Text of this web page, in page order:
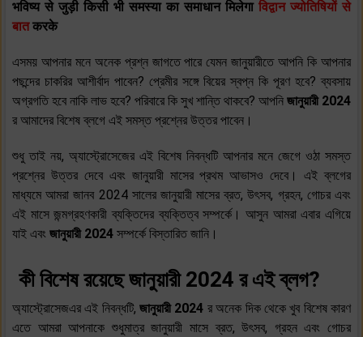
भविष्य से जुड़ी किसी भी समस्या का समाधान मिलेगा विद्वान ज्योतिषियों से
बातकरके
এসময় আপনার মনে অনেক প্রশ্ন জাগতে পারে যেমন জানুয়ারীতে আপনি কি আপনার
পছন্দের চাকরির আশীর্বাদ পাবেন? প্রেমীর সঙ্গে বিয়ের স্বপ্ন কি পূরণ হবে? ব্যবসায়
অগ্রগতি হবে নাকি লাভ হবে? পরিবারে কি সুখ শান্তি থাকবে? আপনি জানুয়ারী 2024
র আমাদের বিশেষ ব্লগে এই সমস্ত প্রশ্নের উত্তর পাবেন।
শুধু তাই নয়, অ্যাস্ট্রোসেজের এই বিশেষ নিবন্ধটি আপনার মনে জেগে ওঠা সমস্ত
প্রশ্নের উত্তর দেবে এবং জানুয়ারী মাসের প্রথম আভাসও দেবে। এই ব্লগের
মাধ্যমে আমরা জানব 2024 সালের জানুয়ারী মাসের ব্রত, উৎসব, গ্রহন, গোচর এবং
এই মাসে জন্মগ্রহণকারী ব্যক্তিদের ব্যক্তিত্ব সম্পর্কে। আসুন আমরা এবার এগিয়ে
যাই এবং জানুয়ারী 2024 সম্পর্কে বিস্তারিত জানি।
কী বিশেষ রয়েছে জানুয়ারী 2024 র এই ব্লগ?
অ্যাস্ট্রোসেজএর এই নিবন্ধটি,জানুয়ারী 2024 র অনেক দিক থেকে খুব বিশেষ কারণ
এতে আমরা আপনাকে শুধুমাত্র জানুয়ারী মাসে ব্রত, উৎসব, গ্রহন এবং গোচর